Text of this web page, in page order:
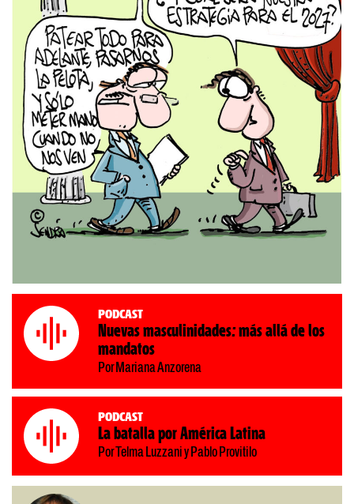
Podcast
Nuevas masculinidades: más allá de los
mandatos
Por Mariana Anzorena
Podcast
La batalla por América Latina
Por Telma Luzzani y Pablo Provitilo